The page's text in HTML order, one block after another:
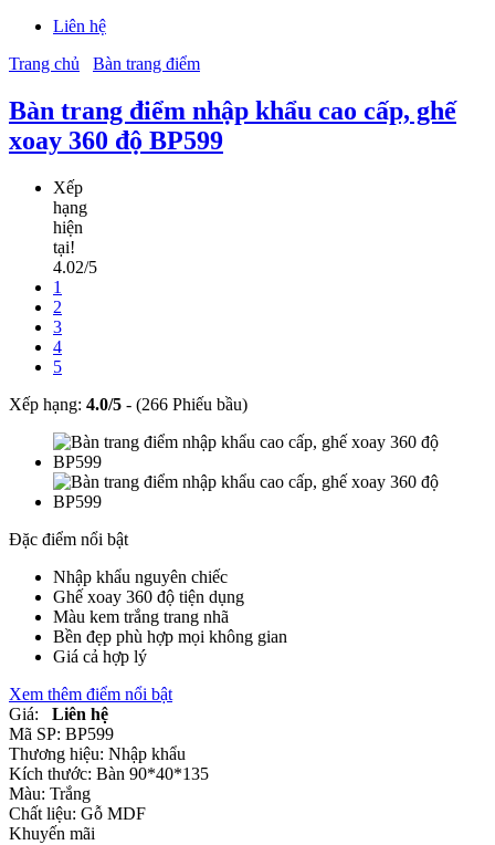
Liên hệ
Trang chủ
Bàn trang điểm
Bàn trang điểm nhập khẩu cao cấp, ghế
xoay 360 độ BP599
Xếp
hạng
hiện
tại!
4.02/5
1
2
3
4
5
Xếp hạng: 4.0/5 - (266 Phiếu bầu)
Đặc điểm nổi bật
Nhập khẩu nguyên chiếc
Ghế xoay 360 độ tiện dụng
Màu kem trắng trang nhã
Bền đẹp phù hợp mọi không gian
Giá cả hợp lý
Xem thêm điểm nổi bật
Giá:
Liên hệ
Mã SP: BP599
Thương hiệu: Nhập khẩu
Kích thước: Bàn 90*40*135
Màu: Trắng
Chất liệu: Gỗ MDF
Khuyến mãi